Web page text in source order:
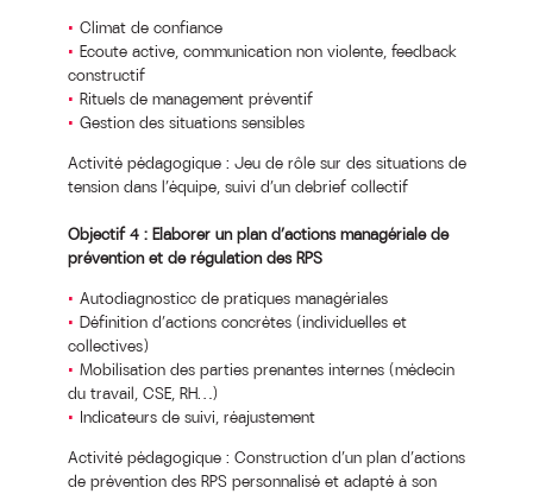
Climat de confiance
Ecoute active, communication non violente, feedback
constructif
Rituels de management préventif
Gestion des situations sensibles
Activité pédagogique : Jeu de rôle sur des situations de
tension dans l’équipe, suivi d’un debrief collectif
Objectif 4 : Elaborer un plan d’actions managériale de
prévention et de régulation des RPS
Autodiagnosticc de pratiques managériales
Définition d’actions concrètes (individuelles et
collectives)
Mobilisation des parties prenantes internes (médecin
du travail, CSE, RH…)
Indicateurs de suivi, réajustement
Activité pédagogique : Construction d’un plan d’actions
de prévention des RPS personnalisé et adapté à son